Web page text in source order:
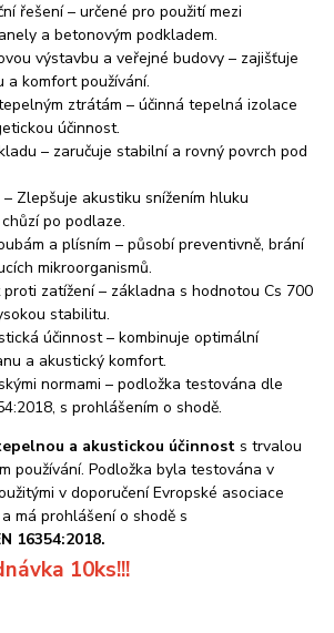
řešení – určené pro použití mezi
a betonovým podkladem.
výstavbu a veřejné budovy – zajišťuje
a komfort používání.
ztrátám – účinná tepelná izolace
účinnost.
– zaručuje stabilní a rovný povrch pod
Zlepšuje akustiku snížením hluku
po podlaze.
a plísním – působí preventivně, brání
mikroorganismů.
zatížení – základna s hodnotou Cs 700
stabilitu.
účinnost – kombinuje optimální
a akustický komfort.
normami – podložka testována dle
s prohlášením o shodě.
a akustickou účinnost s trvalou
používání. Podložka byla testována v
v doporučení Evropské asociace
má prohlášení o shodě s
16354:2018.
10ks!!!